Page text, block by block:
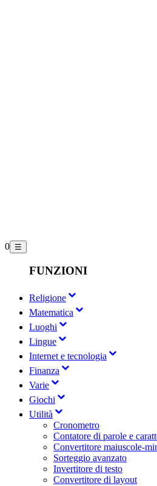
0 ☰
FUNZIONI
Religione
Matematica
Luoghi
Lingue
Internet e tecnologia
Finanza
Varie
Giochi
Utilità
Cronometro
Contatore di parole e
Convertitore maiuscole-
Sorteggio avanzato
Invertitore di testo
Convertitore di layout